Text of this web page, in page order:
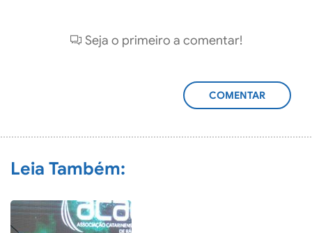
Seja o primeiro a comentar!
ADICIONAR
Leia Também: